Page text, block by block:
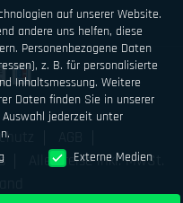
Alle Preise inkl. MwSt.
auf unserer Website.
andere uns helfen, diese
Personenbezogene Daten
z. B. für personalisierte
Inhaltsmessung. Weitere
Daten finden Sie in unserer
jederzeit unter
Externe Medien